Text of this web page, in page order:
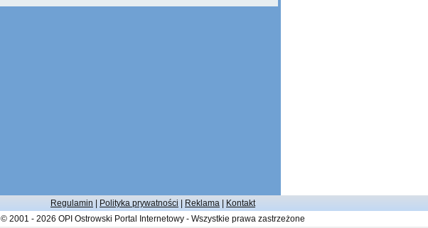
Regulamin Polityka prywatności Reklama
Kontakt
© 2001 - 2026 OPI Ostrowski Portal Internetowy - Wszystkie prawa zastrzeżone